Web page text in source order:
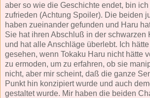
aber so wie die Geschichte endet, bin
zufrieden (Achtung Spoiler). Die beiden
haben zueinander gefunden und Haru
Sie hat ihren Abschluß in der schwarzen
und hat alle Anschläge überlebt. Ich
gesehen, wenn Tokaku Haru nicht hätte
zu ermoden, um zu erfahren, ob sie
nicht, aber mir scheint, daß die ganze
Punkt hin konzipiert wurde und auch
gestaltet wurde. Mir haben die beiden